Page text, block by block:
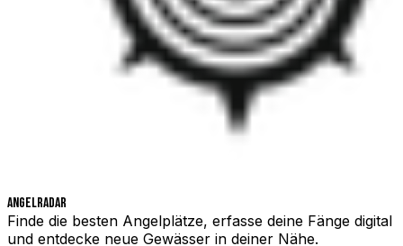
Angelradar
Finde die besten Angelplätze, erfasse deine Fänge digital
und entdecke neue Gewässer in deiner Nähe.